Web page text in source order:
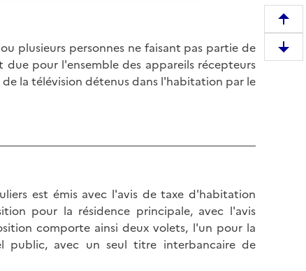
plusieurs personnes ne faisant pas partie de
pour l'ensemble des appareils récepteurs
la télévision détenus dans l'habitation par le
est émis avec l'avis de taxe d'habitation
pour la résidence principale, avec l'avis
comporte ainsi deux volets, l'un pour la
public, avec un seul titre interbancaire de
e
m
D